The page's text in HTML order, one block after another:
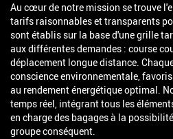
Au cœur de notre mission se trouve
tarifs raisonnables et transparents
sont établis sur la base d'une grille
aux différentes demandes : course
déplacement longue distance.
conscience environnementale,
au rendement énergétique optimal.
temps réel, intégrant tous les
en charge des bagages à la
groupe conséquent.